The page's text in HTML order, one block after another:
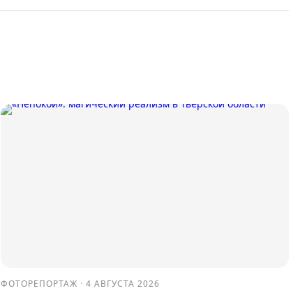
ФОТОРЕПОРТАЖ · 4 АВГУСТА 2026